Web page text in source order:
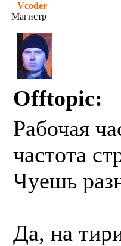
Vcoder
Магистр
Offtopic:
Рабочая
частота
Чуешь
Да, на